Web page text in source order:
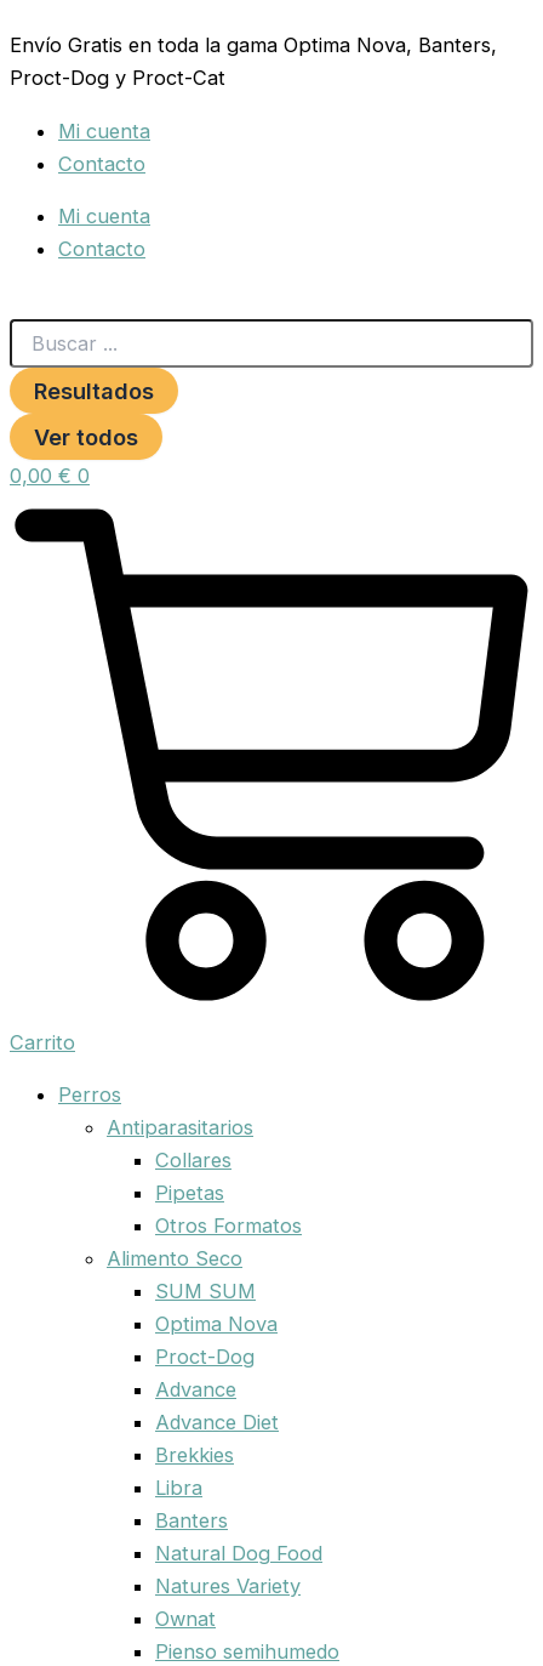
al
contenido
Envío Gratis en toda la gama Optima Nova, Banters,
Proct-Dog y Proct-Cat
Mi cuenta
Contacto
Mi cuenta
Contacto
...
Resultados
Ver todos
0,00 € 0
Carrito
Perros
Antiparasitarios
Collares
Pipetas
Otros Formatos
Alimento Seco
SUM SUM
Optima Nova
Proct-Dog
Advance
Advance Diet
Brekkies
Libra
Banters
Natural Dog Food
Natures Variety
Ownat
Pienso semihumedo
STOP
ALGAS
M
cantidad